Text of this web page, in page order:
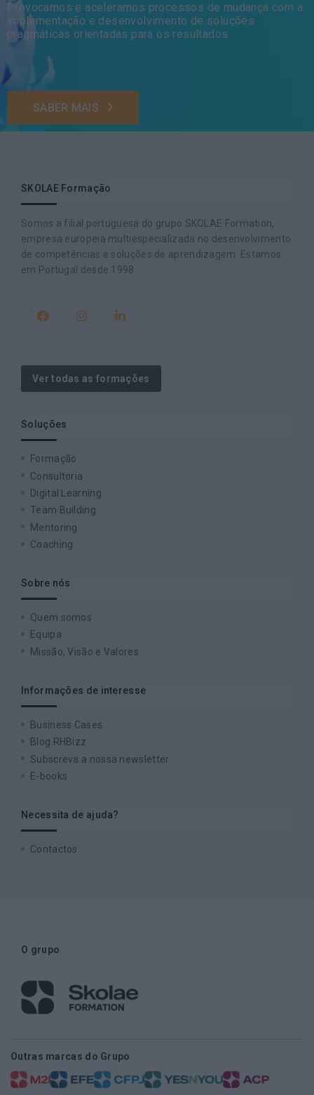
Provocamos e aceleramos processos de mudança com a
implementação e desenvolvimento de soluções
pragmáticas orientadas para os resultados
SABER MAIS
SKOLAE Formação
Somos a filial portuguesa do grupo SKOLAE Formation,
empresa europeia multiespecializada no desenvolvimento
de competências e soluções de aprendizagem. Estamos
em Portugal desde 1998.
Ver todas as formações
Soluções
Formação
Consultoria
Digital Learning
Team Building
Mentoring
Coaching
Sobre nós
Quem somos
Equipa
Missão, Visão e Valores
Informações de interesse
Business Cases
Blog RHBizz
Subscreva a nossa newsletter
E-books
Necessita de ajuda?
Contactos
O grupo
Outras marcas do Grupo